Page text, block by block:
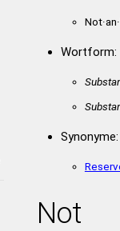
Wortform:
Synonyme:
Not